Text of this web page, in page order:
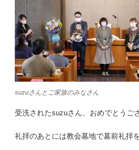
suzuさんとご家族のみなさん
受洗されたsuzuさん、おめでとうご
礼拝のあとには教会墓地で墓前礼拝